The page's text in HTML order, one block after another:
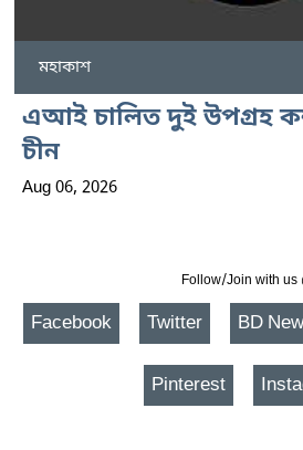
মহাকাশ
এআই চালিত দুই উপগ্রহ
চীন
Aug 06, 2026
Follow/Join with us
Facebook Twitter BD
Pinterest